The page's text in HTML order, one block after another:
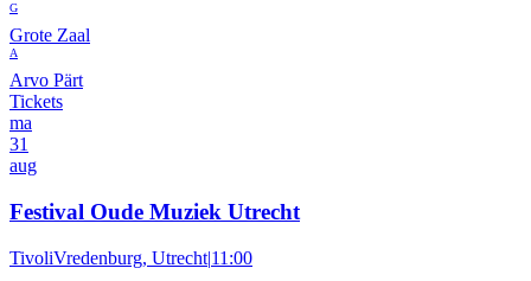
G
Grote Zaal
A
Arvo Pärt
Tickets
ma
31
aug
Festival Oude Muziek Utrecht
TivoliVredenburg, Utrecht|11:00